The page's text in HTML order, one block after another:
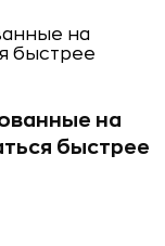
на
быстрее